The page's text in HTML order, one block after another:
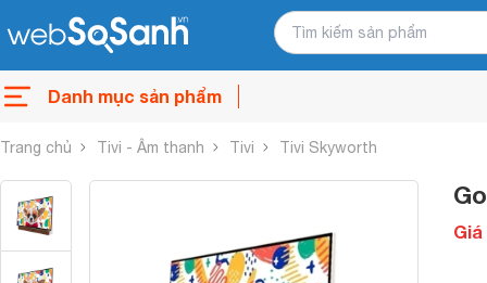
Danh mục sản phẩm
Trang chủ Tivi - Âm thanh Tivi Tivi Skyworth
Giá